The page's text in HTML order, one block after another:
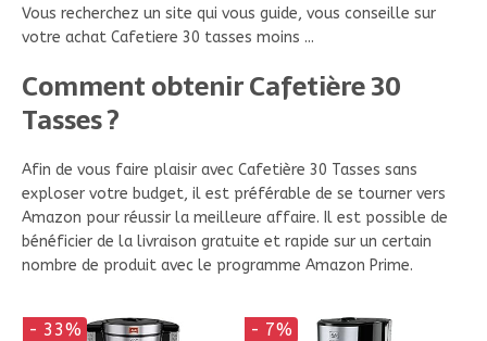
Vous recherchez un site qui vous guide, vous conseille sur
votre achat Cafetiere 30 tasses moins ...
Comment obtenir Cafetière 30
Tasses ?
Afin de vous faire plaisir avec Cafetière 30 Tasses sans
exploser votre budget, il est préférable de se tourner vers
Amazon pour réussir la meilleure affaire. Il est possible de
bénéficier de la livraison gratuite et rapide sur un certain
nombre de produit avec le programme Amazon Prime.
- 33% - 7%